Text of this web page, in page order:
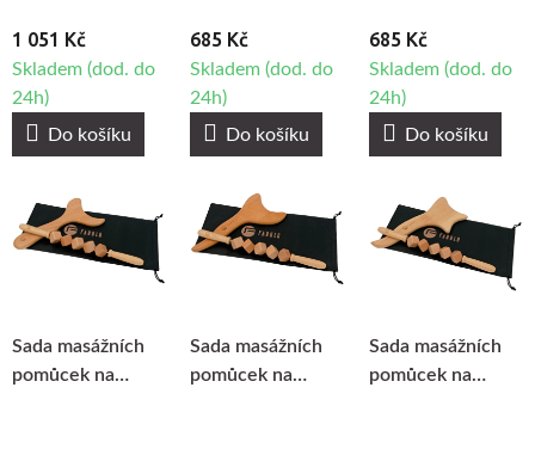
1 051 Kč
Skladem (dod. do
24h)
Do košíku
685 Kč
Skladem (dod. do
24h)
Do košíku
685 Kč
Skladem (dod. do
24h)
Do košíku
Sada masážních
pomůcek na
Sada masážních
pomůcek na
Sada masážních
pomůcek na